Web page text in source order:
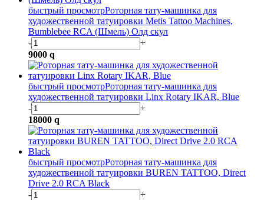
быстрый просмотрРоторная тату-машинка для
художественной татуировки Metis Tattoo Machines,
Bumblebee RCA (Шмель) Олд скул
-
+
9000 q
быстрый просмотрРоторная тату-машинка для
художественной татуировки Linx Rotary IKAR, Blue
-
+
18000 q
быстрый просмотрРоторная тату-машинка для
художественной татуировки BUREN TATTOO, Direct
Drive 2.0 RCA Black
-
+